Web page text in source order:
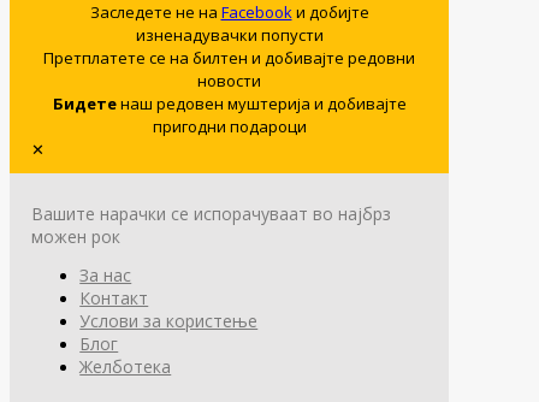
Заследете не на Facebookи добијте
изненадувачки попусти
Претплатете се на билтен и добивајте редовни
новости
Бидетенаш редовен муштерија и добивајте
пригодни подароци
✕
Вашите нарачки се испорачуваат во најбрз
можен рок
За нас
Контакт
Услови за користење
Блог
Желботека